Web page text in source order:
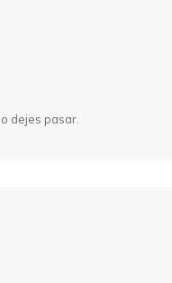
dejes pasar.